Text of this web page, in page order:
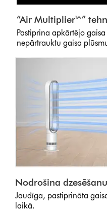
“Air Multiplier™”
Pastiprina apkārtējo
nepārtrauktu gaisa
Nodrošina dzesēšanu
Jaudīga, pastiprināta
laikā.